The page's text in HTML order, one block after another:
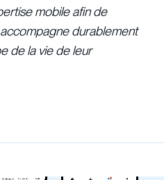
mobile afin de
durablement
de la vie de leur